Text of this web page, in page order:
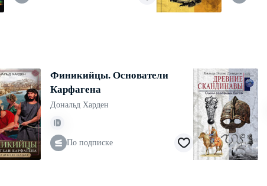
Финикийцы. Основатели
Карфагена
Дональд Харден
По подписке